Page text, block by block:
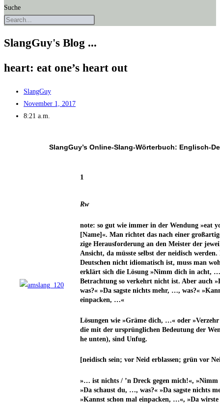
Suche
SlangGuy's Blog ...
heart: eat one’s heart out
SlangGuy
November 1, 2017
8:21 a.m.
SlangGuy’s Online-Slang-Wör­ter­buch: Englisch-
1
Rw
note: so gut wie immer in der Wen­dung »eat
[Name]«. Man rich­tet das nach einer
zi­ge Her­aus­for­de­rung an den Meis­ter der
Ansicht, da müss­te selbst der nei­disch
Deut­schen nicht idio­ma­tisch ist, muss man
erklärt sich die Lösung »Nimm dich in acht,
Betrach­tung so ver­kehrt nicht ist. Aber auch
was?« »Da sags­te nichts mehr, …, was?«
einpacken, …«
Lösun­gen wie »Grä­me dich, …« oder
die mit der ursprüng­li­chen Bedeu­tung der
he unten), sind Unfug.
[nei­disch sein; vor Neid erblas­sen; grün vor
»… ist nichts / ’n Dreck gegen mich!«,
»Da schaust du, …, was?« »Da sags­te nichts
»Kannst schon mal ein­pa­cken, …«, »Da